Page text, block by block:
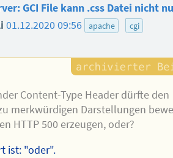
GCI File kann .css Datei nicht
01.12.2020 09:56 apache cgi
Content-Type Header dürfte den
merkwürdigen Darstellungen
HTTP 500 erzeugen, oder?
ist: "oder".